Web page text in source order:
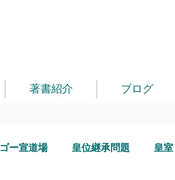
著書紹介 ブログ
ゴー宣道場 皇位継承問題 皇室